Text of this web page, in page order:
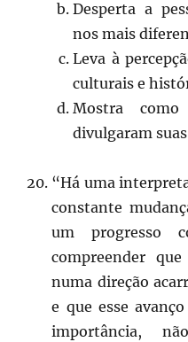
Desperta a
nos mais
Leva à
culturais e
Mostra
divulgaram
“Há uma
constante
um progresso
compreender
numa direção
e que esse
importância,